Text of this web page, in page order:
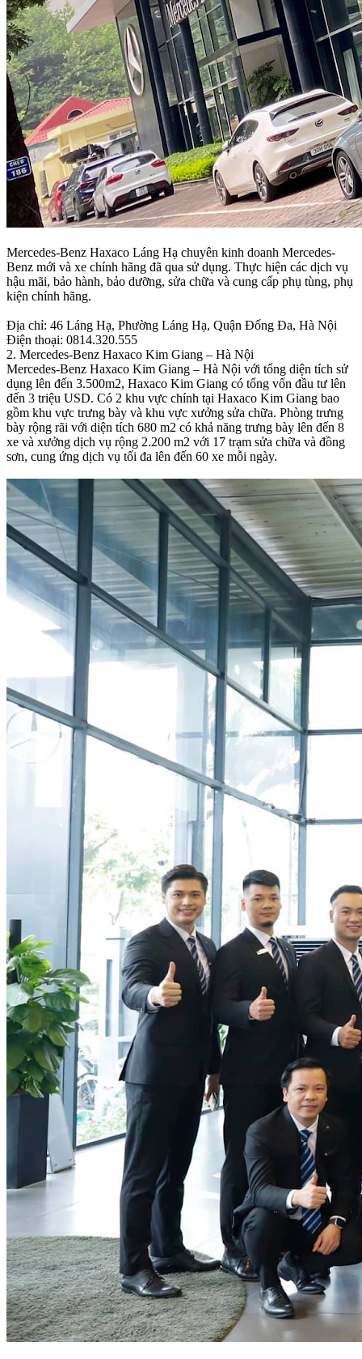
Mercedes-Benz Haxaco Láng Hạ chuyên kinh doanh Mercedes-
Benz mới và xe chính hãng đã qua sử dụng. Thực hiện các dịch vụ
hậu mãi, bảo hành, bảo dưỡng, sửa chữa và cung cấp phụ tùng, phụ
kiện chính hãng.
Địa chỉ: 46 Láng Hạ, Phường Láng Hạ, Quận Đống Đa, Hà Nội
Điện thoại: 0814.320.555
2. Mercedes-Benz Haxaco Kim Giang – Hà Nội
Mercedes-Benz Haxaco Kim Giang – Hà Nội với tổng diện tích sử
dụng lên đến 3.500m2, Haxaco Kim Giang có tổng vốn đầu tư lên
đến 3 triệu USD. Có 2 khu vực chính tại Haxaco Kim Giang bao
gồm khu vực trưng bày và khu vực xưởng sửa chữa. Phòng trưng
bày rộng rãi với diện tích 680 m2 có khả năng trưng bày lên đến 8
xe và xưởng dịch vụ rộng 2.200 m2 với 17 trạm sửa chữa và đồng
sơn, cung ứng dịch vụ tối đa lên đến 60 xe mỗi ngày.